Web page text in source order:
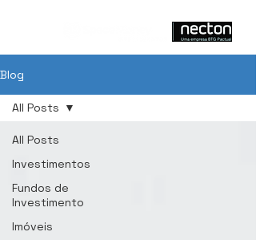
Blog
All Posts
Investimentos
Fundos de
Investimento
Imóveis
All Posts